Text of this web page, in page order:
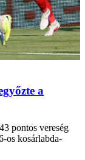
a
pontos vereség
os kosárlabda-